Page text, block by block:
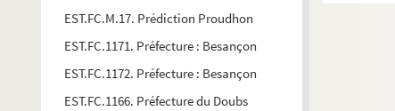
EST.FC.M.17. Prédiction Proudhon
EST.FC.1171. Préfecture : Besançon
EST.FC.1172. Préfecture : Besançon
EST.FC.1166. Préfecture du Doubs